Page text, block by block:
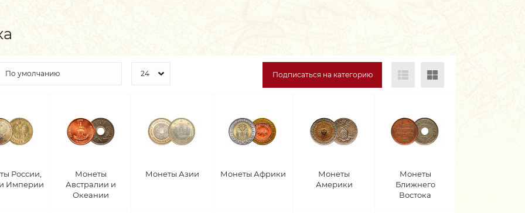
Подписаться на категорию
России,
Империи
Монеты
Австралии и
Океании
Монеты Азии Монеты Африки
Монеты
Америки
Монеты
Ближнего
Востока